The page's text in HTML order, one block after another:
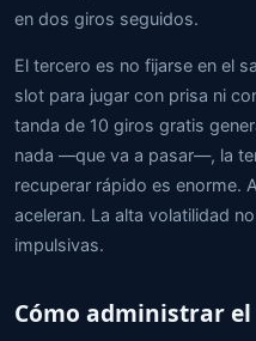
en dos giros seguidos.
El tercero es no fijarse en el
slot para jugar con prisa ni
tanda de 10 giros gratis
nada —que va a pasar—, la
recuperar rápido es enorme.
aceleran. La alta volatilidad
impulsivas.
Cómo administrar